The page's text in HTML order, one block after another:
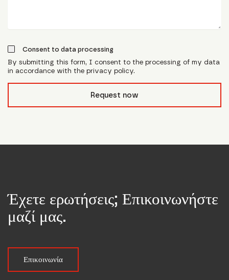
Consent to data processing
By submitting this form, I consent to the processing of my data
in accordance with the privacy policy.
Request now
Έχετε ερωτήσεις; Επικοινωνήστε
μαζί μας.
Επικοινωνία